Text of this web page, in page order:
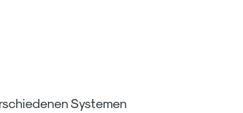
Systemen